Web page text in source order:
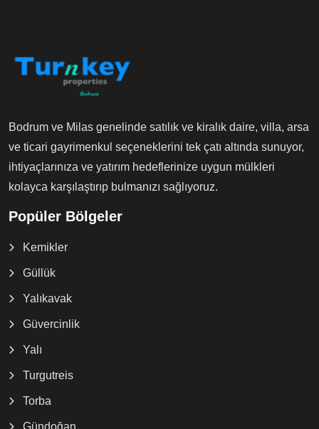
Bodrum ve Milas genelinde satılık ve kiralık daire, villa, arsa
ve ticari gayrimenkul seçeneklerini tek çatı altında sunuyor,
ihtiyaçlarınıza ve yatırım hedeflerinize uygun mülkleri
kolayca karşılaştırıp bulmanızı sağlıyoruz.
Popüler Bölgeler
Kemikler
Güllük
Yalıkavak
Güvercinlik
Yalı
Turgutreis
Torba
Gündoğan